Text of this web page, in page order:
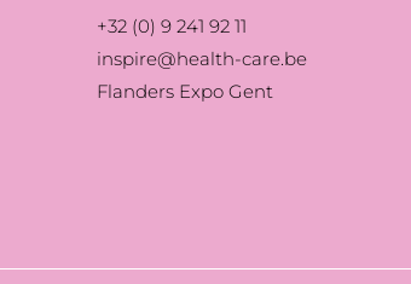
+32 (0) 9 241 92 11
inspire@health-care.be
Flanders Expo Gent